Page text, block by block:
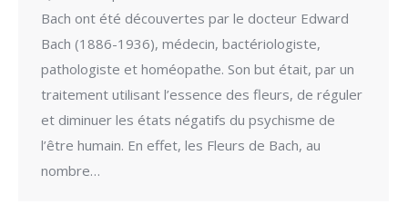
Bach ont été découvertes par le docteur Edward
Bach (1886-1936), médecin, bactériologiste,
pathologiste et homéopathe. Son but était, par un
traitement utilisant l’essence des fleurs, de réguler
et diminuer les états négatifs du psychisme de
l’être humain. En effet, les Fleurs de Bach, au
nombre…